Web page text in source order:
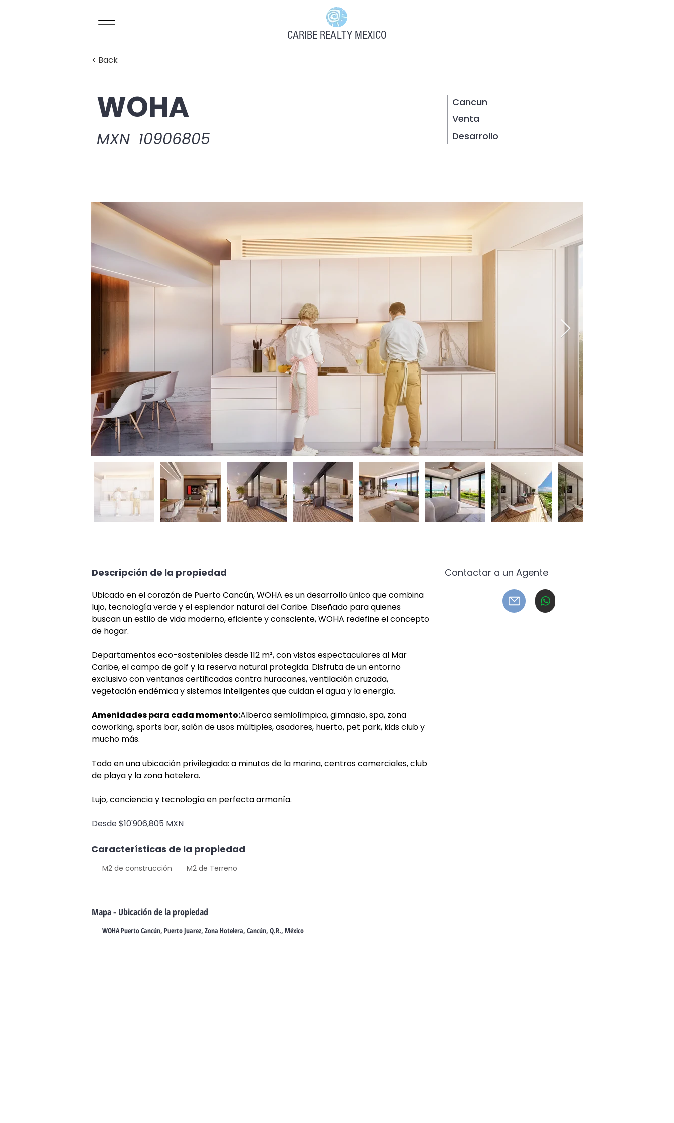
CARIBE REALTY MEXICO
< Back
WOHA
MXN 10906805
Cancun
Venta
Desarrollo
Descripción de la propiedad
Ubicado en el corazón de Puerto Cancún, WOHA es un desarrollo único que combina
lujo, tecnología verde y el esplendor natural del Caribe. Diseñado para quienes
buscan un estilo de vida moderno, eficiente y consciente, WOHA redefine el concepto
de hogar.
Departamentos eco-sostenibles desde 112 m², con vistas espectaculares al Mar
Caribe, el campo de golf y la reserva natural protegida. Disfruta de un entorno
exclusivo con ventanas certificadas contra huracanes, ventilación cruzada,
vegetación endémica y sistemas inteligentes que cuidan el agua y la energía.
Amenidades para cada momento:Alberca semiolímpica, gimnasio, spa, zona
coworking, sports bar, salón de usos múltiples, asadores, huerto, pet park, kids club y
mucho más.
Todo en una ubicación privilegiada: a minutos de la marina, centros comerciales, club
de playa y la zona hotelera.
Lujo, conciencia y tecnología en perfecta armonía.
Desde $10'906,805 MXN
Contactar a un Agente
Características de la propiedad
M2 de construcción M2 de Terreno
Mapa - Ubicación de la propiedad
WOHA Puerto Cancún, Puerto Juarez, Zona Hotelera, Cancún, Q.R., México